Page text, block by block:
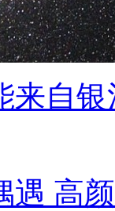
来自
遇 高